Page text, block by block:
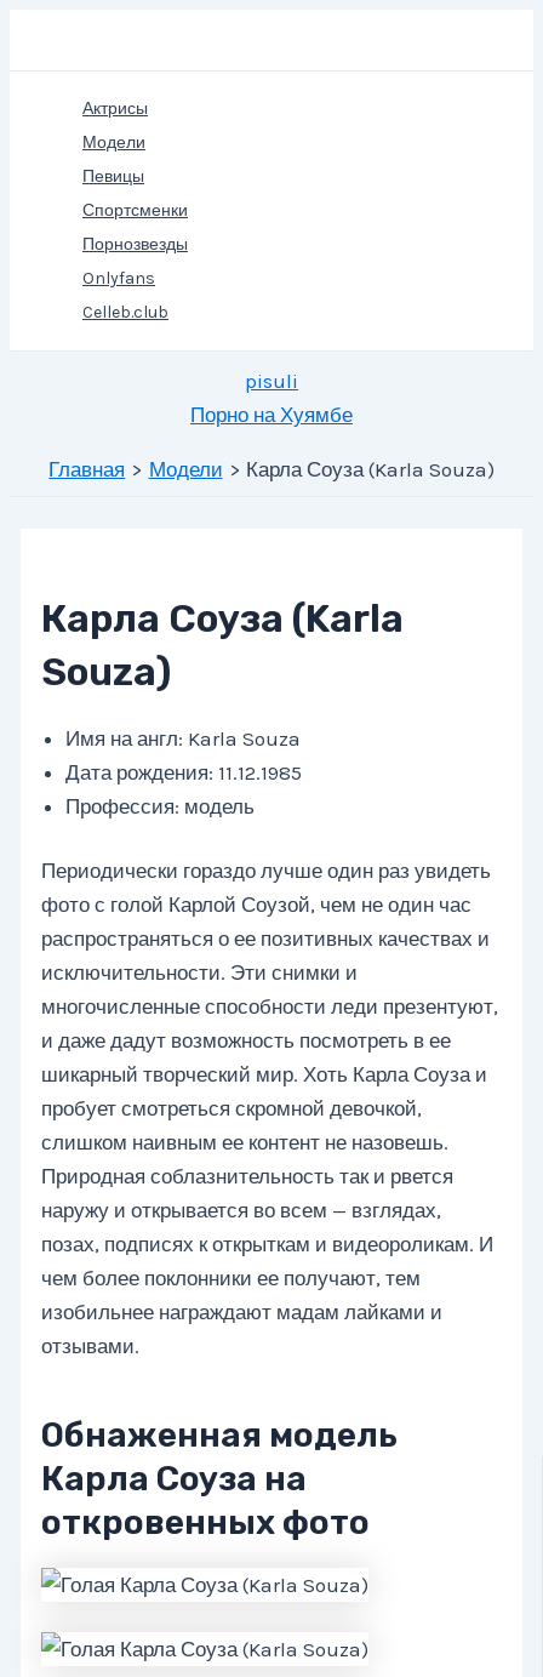
Актрисы
Модели
Певицы
Спортсменки
Порнозвезды
Onlyfans
Celleb.club
pisuli
Порно на Хуямбе
Главная Модели Карла Соуза (Karla Souza)
Карла Соуза (Karla
Souza)
Имя на англ: Karla Souza
Дата рождения: 11.12.1985
Профессия: модель
Периодически гораздо лучше один раз увидеть
фото с голой Карлой Соузой, чем не один час
распространяться о ее позитивных качествах и
исключительности. Эти снимки и
многочисленные способности леди презентуют,
и даже дадут возможность посмотреть в ее
шикарный творческий мир. Хоть Карла Соуза и
пробует смотреться скромной девочкой,
слишком наивным ее контент не назовешь.
Природная соблазнительность так и рвется
наружу и открывается во всем — взглядах,
позах, подписях к открыткам и видеороликам. И
чем более поклонники ее получают, тем
изобильнее награждают мадам лайками и
отзывами.
Обнаженная модель
Карла Соуза на
откровенных фото